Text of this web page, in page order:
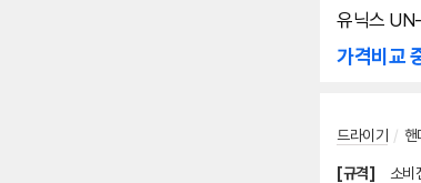
유닉스
가격비교
드라이기 / 핸
[규격] 소비